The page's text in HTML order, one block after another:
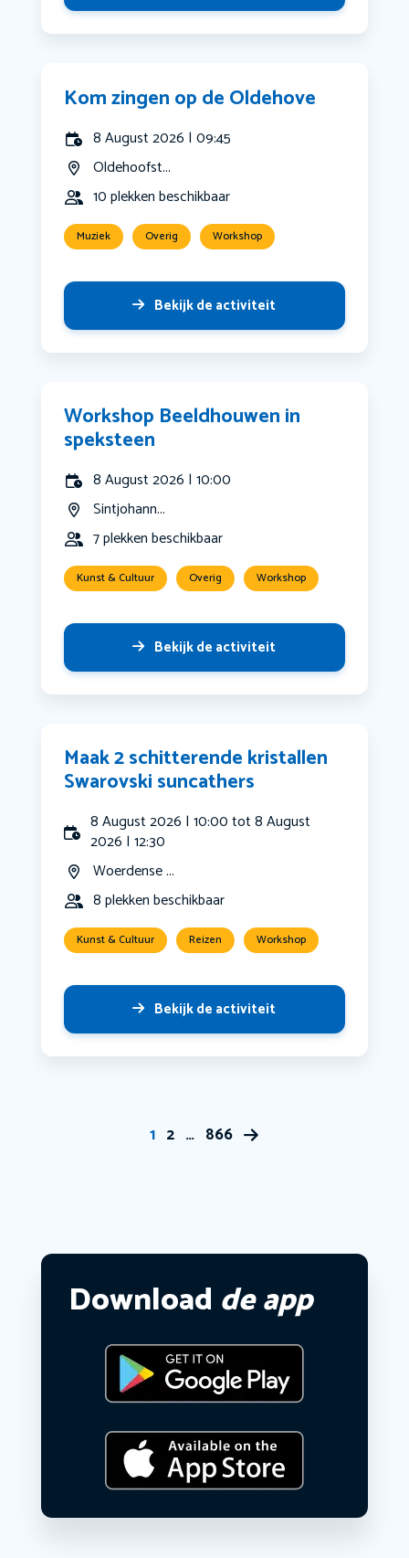
Kom zingen op de Oldehove
8 August 2026 | 09:45
Oldehoofst...
10 plekken beschikbaar
Muziek Overig Workshop
Bekijk de activiteit
Workshop Beeldhouwen in
speksteen
8 August 2026 | 10:00
Sintjohann...
7 plekken beschikbaar
Kunst & Cultuur Overig Workshop
Bekijk de activiteit
Maak 2 schitterende kristallen
Swarovski suncathers
8 August 2026 | 10:00 tot 8 August
2026 | 12:30
Woerdense ...
8 plekken beschikbaar
Kunst & Cultuur Reizen Workshop
Bekijk de activiteit
1 2 … 866
Download de app